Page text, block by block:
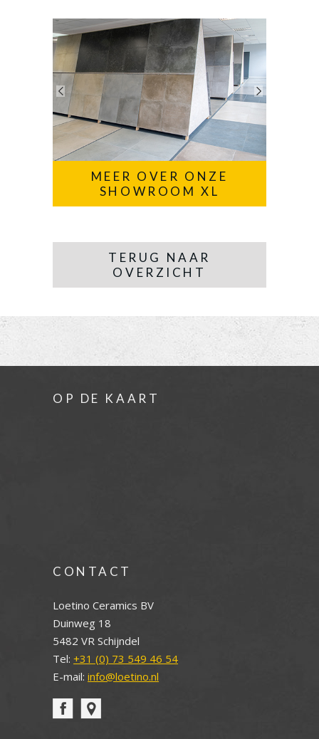
MEER OVER ONZE
SHOWROOM XL
TERUG NAAR
OVERZICHT
OP DE KAART
CONTACT
Loetino Ceramics BV
Duinweg 18
5482 VR Schijndel
Tel: +31 (0) 73 549 46 54
E-mail: info@loetino.nl